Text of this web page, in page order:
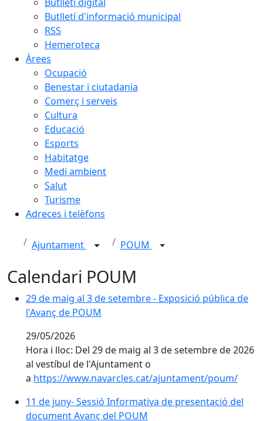
Butlletí d'informació municipal
RSS
Hemeroteca
Àrees
Ocupació
Benestar i ciutadania
Comerç i serveis
Cultura
Educació
Esports
Habitatge
Medi ambient
Salut
Turisme
Adreces i telèfons
Ajuntament POUM
Calendari POUM
29 de maig al 3 de setembre - Exposició pública de
29 de maig al 3 de setembre - Exposició pública de
l'Avanç de POUM
29/05/2026
Hora i lloc: Del 29 de maig al 3 de setembre de 2026
al vestíbul de l'Ajuntament o
a https://www.navarcles.cat/ajuntament/poum/
11 de juny- Sessió Informativa de presentació del
11 de juny- Sessió Informativa de presentació del
document Avanç del POUM